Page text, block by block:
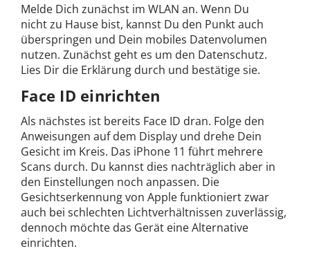
Melde Dich zunächst im WLAN an. Wenn Du
nicht zu Hause bist, kannst Du den Punkt auch
überspringen und Dein mobiles Datenvolumen
nutzen. Zunächst geht es um den Datenschutz.
Lies Dir die Erklärung durch und bestätige sie.
Face ID einrichten
Als nächstes ist bereits Face ID dran. Folge den
Anweisungen auf dem Display und drehe Dein
Gesicht im Kreis. Das iPhone 11 führt mehrere
Scans durch. Du kannst dies nachträglich aber in
den Einstellungen noch anpassen. Die
Gesichtserkennung von Apple funktioniert zwar
auch bei schlechten Lichtverhältnissen zuverlässig,
dennoch möchte das Gerät eine Alternative
einrichten.